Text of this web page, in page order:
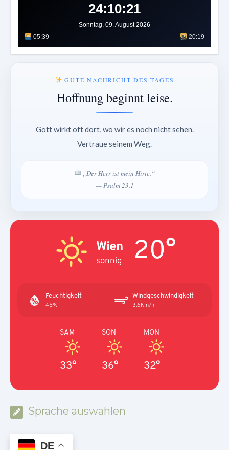
24:10:24
Sonntag, 09. August 2026
05:39
20:19
GUTE NACHRICHT DES TAGES
Hoffnung beginnt leise.
Gott wirkt oft dort, wo wir es noch nicht sehen.
Vertraue seinem Weg.
„Der Herr ist mein Hirte.“
— Psalm 23,1
Wien
sonnig 20°
Feuchtigkeit
45%
Windgeschwindigkeit
3.6Km/h
SAM
33°
SON
36°
MON
32°
Sprache auswählen
DE